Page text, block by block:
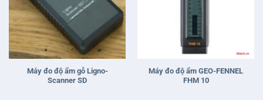
Máy đo độ ẩm gỗ Ligno-
Scanner SD
Máy đo độ ẩm GEO-FENNEL
FHM 10